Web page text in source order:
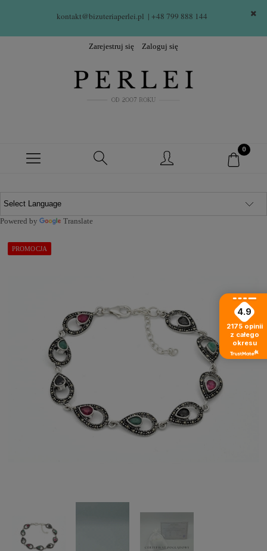
kontakt@bizuteriaperlei.pl | +48 799 888 144
Zarejestruj się Zaloguj się
Powered by Translate
PROMOCJA
4.9
2175 opinii
z całego
okresu